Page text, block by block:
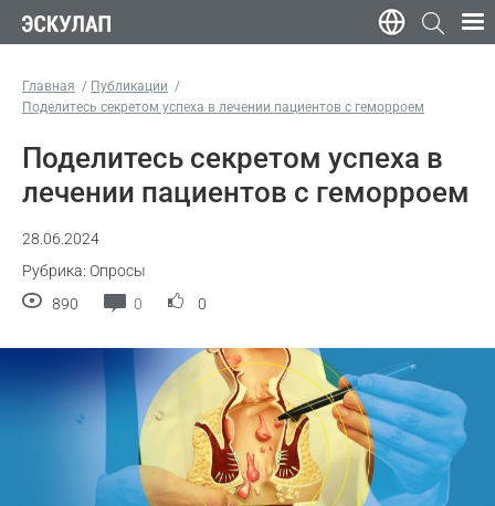
Главная
Публикации
Поделитесь секретом успеха в лечении пациентов с геморроем
Поделитесь секретом успеха в
лечении пациентов с геморроем
28.06.2024
Рубрика: Опросы
890
0 0